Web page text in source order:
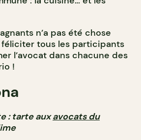
n’a pas été chose
tous les participants
l’avocat dans chacune des
!
: tarte auxavocats du